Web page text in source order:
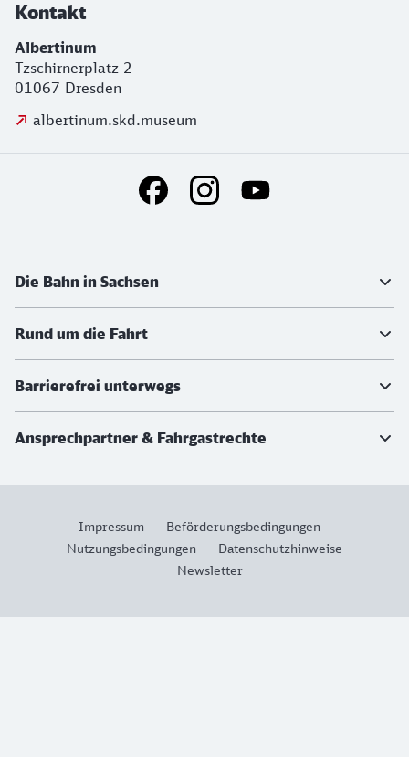
Kontakt
Albertinum
Tzschirnerplatz 2
01067 Dresden
albertinum.skd.museum
Social Media Links
Die Bahn in Sachsen
Rund um die Fahrt
Barrierefrei unterwegs
Ansprechpartner & Fahrgastrechte
Impressum
Beförderungsbedingungen
Nutzungsbedingungen
Datenschutzhinweise
Newsletter